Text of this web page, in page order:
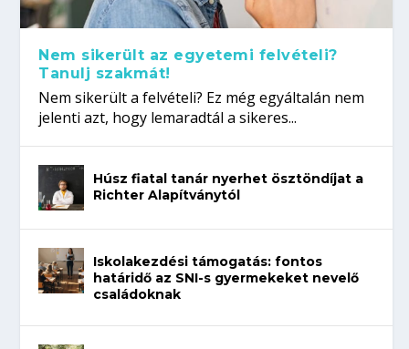
Nem sikerült az egyetemi felvételi?
Tanulj szakmát!
Nem sikerült a felvételi? Ez még egyáltalán nem
jelenti azt, hogy lemaradtál a sikeres...
Húsz fiatal tanár nyerhet ösztöndíjat a
Richter Alapítványtól
Iskolakezdési támogatás: fontos
határidő az SNI-s gyermekeket nevelő
családoknak